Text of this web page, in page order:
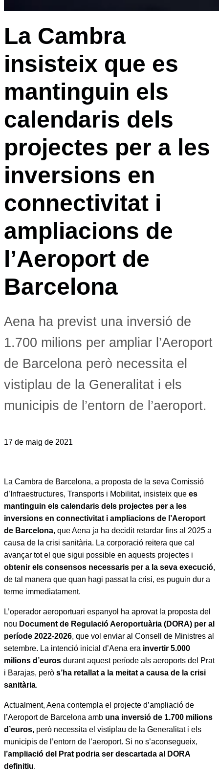
La Cambra
insisteix que es
mantinguin els
calendaris dels
projectes per a les
inversions en
connectivitat i
ampliacions de
l’Aeroport de
Barcelona
Aena ha previst una inversió de
1.700 milions per ampliar l’Aeroport
de Barcelona però necessita el
vistiplau de la Generalitat i els
municipis de l’entorn de l’aeroport.
17 de maig de 2021
La Cambra de Barcelona, a proposta de la seva Comissió
d’Infraestructures, Transports i Mobilitat, insisteix que es
mantinguin els calendaris dels projectes per a les
inversions en connectivitat i ampliacions de l’Aeroport
de Barcelona, que Aena ja ha decidit retardar fins al 2025 a
causa de la crisi sanitària. La corporació reitera que cal
avançar tot el que sigui possible en aquests projectes i
obtenir els consensos necessaris per a la seva execució,
de tal manera que quan hagi passat la crisi, es puguin dur a
terme immediatament.
L’operador aeroportuari espanyol ha aprovat la proposta del
nou Document de Regulació Aeroportuària (DORA) per al
període 2022-2026, que vol enviar al Consell de Ministres al
setembre. La intenció inicial d’Aena era invertir 5.000
milions d’euros durant aquest període als aeroports del Prat
i Barajas, però s’ha retallat a la meitat a causa de la crisi
sanitària.
Actualment, Aena contempla el projecte d’ampliació de
l’Aeroport de Barcelona amb una inversió de 1.700 milions
d’euros, però necessita el vistiplau de la Generalitat i els
municipis de l’entorn de l’aeroport. Si no s’aconsegueix,
l’ampliació del Prat podria ser descartada al DORA
definitiu.